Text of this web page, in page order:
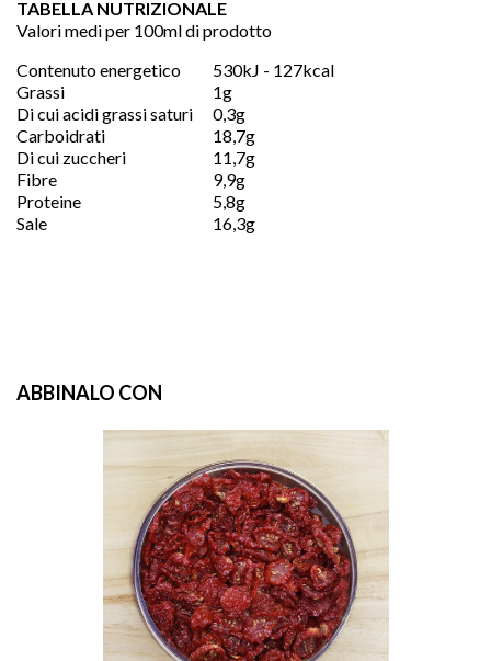
TABELLA NUTRIZIONALE
Valori medi per 100ml di prodotto
Contenuto energetico
530kJ - 127kcal
Grassi
1g
Di cui acidi grassi saturi
0,3g
Carboidrati
18,7g
Di cui zuccheri
11,7g
Fibre
9,9g
Proteine
5,8g
Sale
16,3g
ABBINALO CON